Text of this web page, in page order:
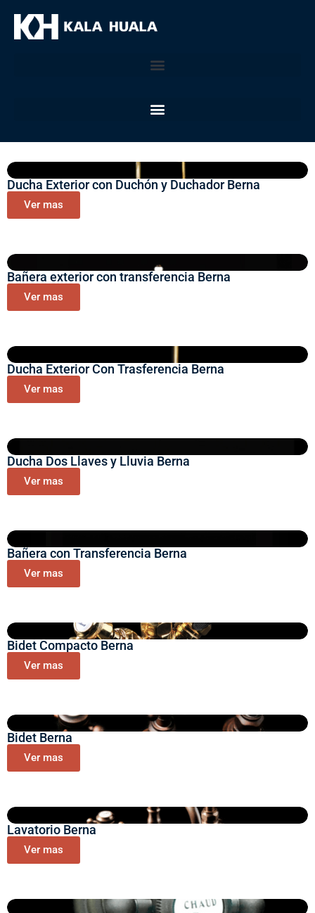
Ducha Exterior con Duchón y Duchador Berna
Ver mas
Bañera exterior con transferencia Berna
Ver mas
Ducha Exterior Con Trasferencia Berna
Ver mas
Ducha Dos Llaves y Lluvia Berna
Ver mas
Bañera con Transferencia Berna
Ver mas
Bidet Compacto Berna
Ver mas
Bidet Berna
Ver mas
Lavatorio Berna
Ver mas